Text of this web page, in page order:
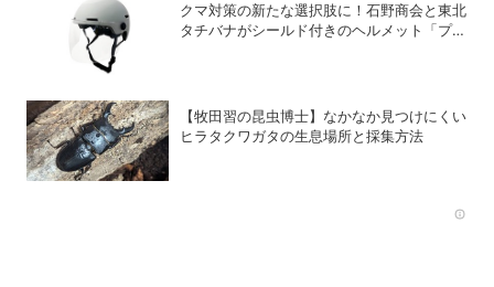
クマ対策の新たな選択肢に！石野商会と東北
タチバナがシールド付きのヘルメット「プロ
【牧田習の昆虫博士】なかなか見つけにくい
ヒラタクワガタの生息場所と採集方法